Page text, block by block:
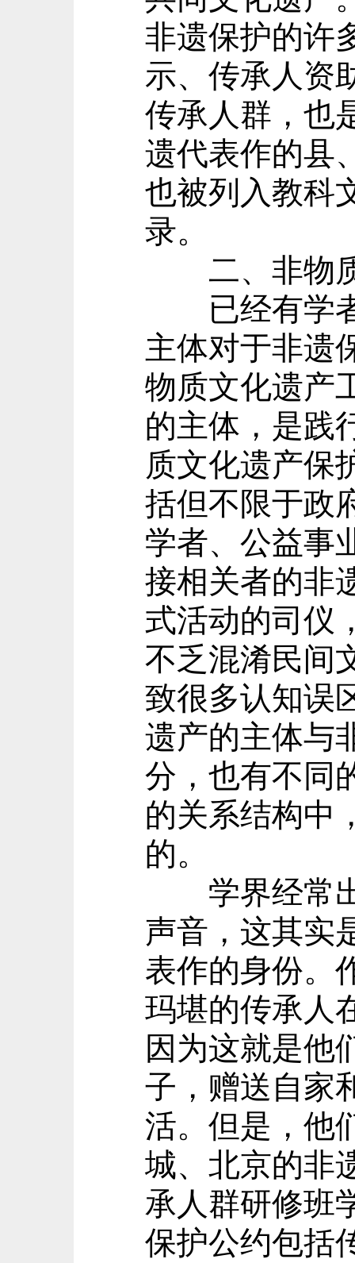
非遗保护的许
示、传承人资
传承人群，也
遗代表作的县
也被列入教科
录。
二、非物质
已经有学者
主体对于非遗
物质文化遗产
的主体，是践
质文化遗产保
括但不限于政
学者、公益事
接相关者的非
式活动的司仪
不乏混淆民间
致很多认知误
遗产的主体与
分，也有不同
的关系结构中
的。
学界经常出
声音，这其实
表作的身份。
玛堪的传承人
因为这就是他
子，赠送自家
活。但是，他
城、北京的非
承人群研修班
保护公约包括